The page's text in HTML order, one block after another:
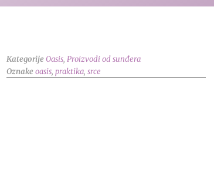
KategorijeOasis, Proizvodi od sunđera
Oznakeoasis, praktika, srce